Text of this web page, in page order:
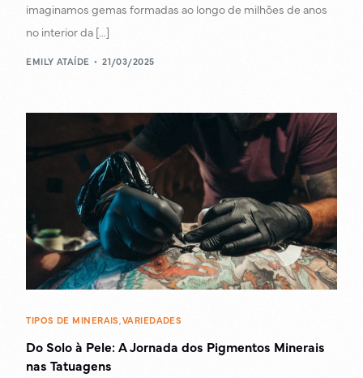
imaginamos gemas formadas ao longo de milhões de anos
no interior da […]
EMILY ATAÍDE 21/03/2025
TIPOS DE MINERAIS,VARIEDADES
Do Solo à Pele: A Jornada dos Pigmentos Minerais
nas Tatuagens